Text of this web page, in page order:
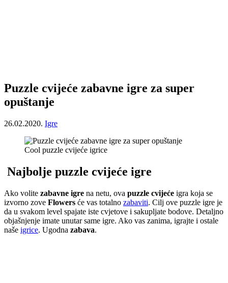
Puzzle cvijeće zabavne igre za super
opuštanje
26.02.2020. Igre
Cool puzzle cvijeće igrice
Najbolje puzzle cvijeće igre
Ako volite zabavne igre na netu, ova puzzle cvijeće igra koja se
izvorno zove Flowers će vas totalno zabaviti. Cilj ove puzzle igre je
da u svakom level spajate iste cvjetove i sakupljate bodove. Detaljno
objašnjenje imate unutar same igre. Ako vas zanima, igrajte i ostale
naše igrice. Ugodna zabava.